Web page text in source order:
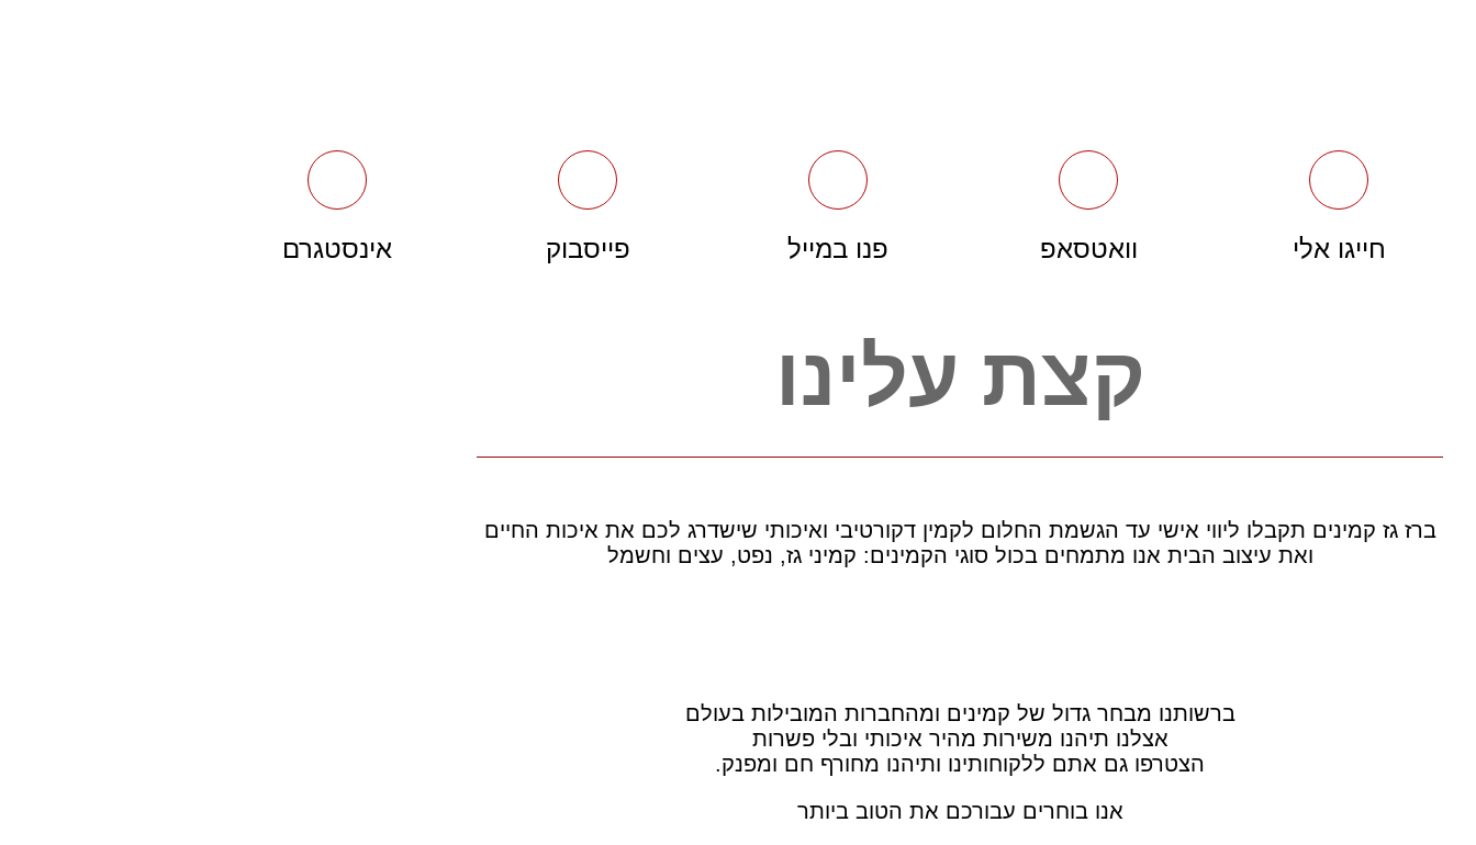
חייגו אלי וואטסאפ פנו במייל פייסבוק אינסטגרם
קצת עלינו
ברז גז קמינים תקבלו ליווי אישי עד הגשמת החלום לקמין דקורטיבי ואיכותי שישדרג לכם את איכות החיים
ואת עיצוב הבית אנו מתמחים בכול סוגי הקמינים: קמיני גז, נפט, עצים וחשמל
ברשותנו מבחר גדול של קמינים ומהחברות המובילות בעולם
אצלנו תיהנו משירות מהיר איכותי ובלי פשרות
הצטרפו גם אתם ללקוחותינו ותיהנו מחורף חם ומפנק.
אנו בוחרים עבורכם את הטוב ביותר